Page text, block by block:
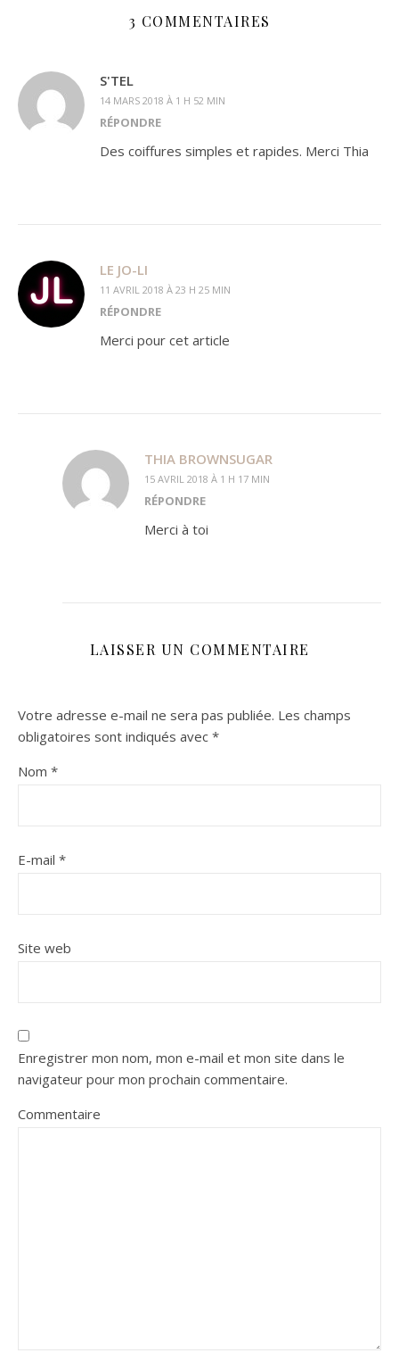
3 COMMENTAIRES
S'TEL
14 MARS 2018 À 1 H 52 MIN
RÉPONDRE
Des coiffures simples et rapides. Merci Thia
LE JO-LI
11 AVRIL 2018 À 23 H 25 MIN
RÉPONDRE
Merci pour cet article
THIA BROWNSUGAR
15 AVRIL 2018 À 1 H 17 MIN
RÉPONDRE
Merci à toi
LAISSER UN COMMENTAIRE
Votre adresse e-mail ne sera pas publiée. Les champs
obligatoires sont indiqués avec *
Nom *
E-mail *
Site web
Enregistrer mon nom, mon e-mail et mon site dans le
navigateur pour mon prochain commentaire.
Commentaire